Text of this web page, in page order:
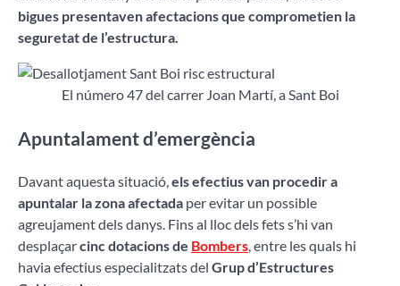
bigues presentaven afectacions que comprometien la
seguretat de l’estructura.
El número 47 del carrer Joan Martí, a Sant Boi
Apuntalament d’emergència
Davant aquesta situació, els efectius van procedir a
apuntalar la zona afectada per evitar un possible
agreujament dels danys. Fins al lloc dels fets s’hi van
desplaçarcinc dotacions de Bombers , entre les quals hi
havia efectius especialitzats del Grup d’Estructures